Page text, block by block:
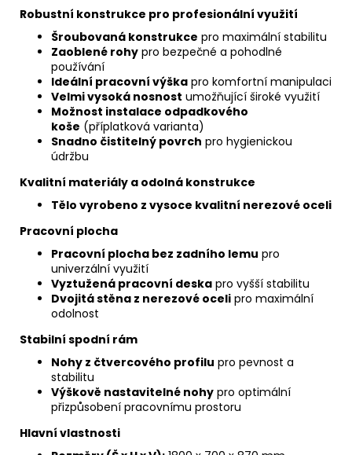
Robustní konstrukce pro profesionální využití
Šroubovaná konstrukce pro maximální stabilitu
Zaoblené rohy pro bezpečné a pohodlné
používání
Ideální pracovní výška pro komfortní manipulaci
Velmi vysoká nosnost umožňující široké využití
Možnost instalace odpadkového
koše (příplatková varianta)
Snadno čistitelný povrch pro hygienickou
údržbu
Kvalitní materiály a odolná konstrukce
Tělo vyrobeno z vysoce kvalitní nerezové oceli
Pracovní plocha
Pracovní plocha bez zadního lemu pro
univerzální využití
Vyztužená pracovní deska pro vyšší stabilitu
Dvojitá stěna z nerezové oceli pro maximální
odolnost
Stabilní spodní rám
Nohy z čtvercového profilu pro pevnost a
stabilitu
Výškově nastavitelné nohy pro optimální
přizpůsobení pracovnímu prostoru
Hlavní vlastnosti